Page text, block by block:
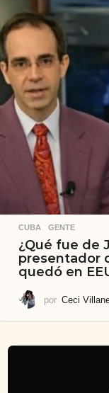
CUBA ,GENTE
¿Qué fue de
presentador
quedó en
por Ceci